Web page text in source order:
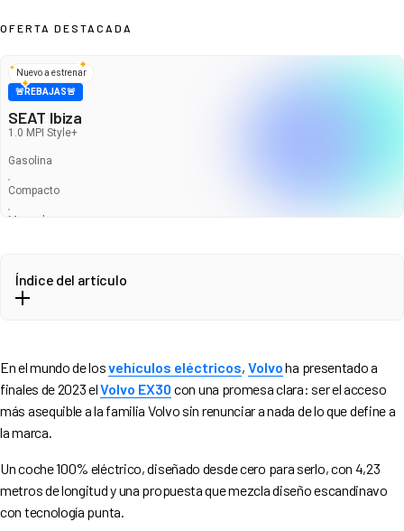
OFERTA DESTACADA
Nuevo a estrenar
🚨REBAJAS🚨
SEAT Ibiza
1.0 MPI Style+
Gasolina
Compacto
Manual
296€/mes
Índice del artículo
Diseño exterior: ¿cómo ha evolucionado?
Interior, espacio y tecnología
Pantalla, conectividad y sistema multimedia
Motores, prestaciones y consumo real
Seguridad y asistentes a la conducción
En el mundo de losvehículos eléctricos, Volvoha presentado a
finales de 2023 elVolvo EX30 con una promesa clara: ser el acceso
más asequible a la familia Volvo sin renunciar a nada de lo que define a
la marca.
Un coche 100% eléctrico, diseñado desde cero para serlo, con 4,23
metros de longitud y una propuesta que mezcla diseño escandinavo
con tecnología punta.